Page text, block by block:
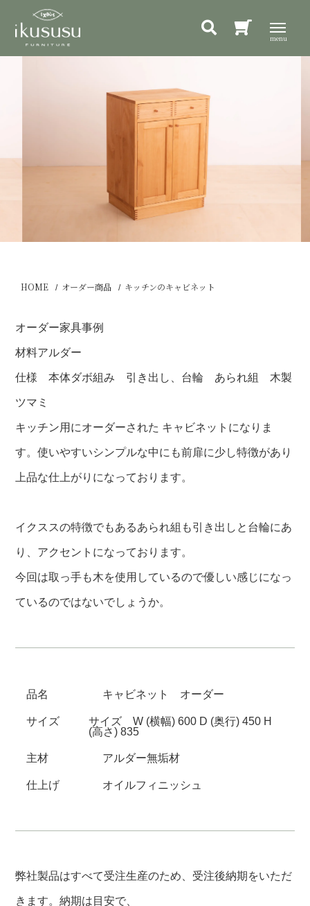
HOME オーダー商品 キッチンのキャビネット
オーダー家具事例
材料アルダー
仕様 本体ダボ組み 引き出し、台輪 あられ組 木製
ツマミ
キッチン用にオーダーされた キャビネットになりま
す。使いやすいシンプルな中にも前扉に少し特徴があり
上品な仕上がりになっております。
イクススの特徴でもあるあられ組も引き出しと台輪にあ
り、アクセントになっております。
今回は取っ手も木を使用しているので優しい感じになっ
ているのではないでしょうか。
品名 キャビネット オーダー
サイズ
サイズ W (横幅) 600 D (奥行) 450 H
(高さ) 835
主材 アルダー無垢材
仕上げ オイルフィニッシュ
弊社製品はすべて受注生産のため、受注後納期をいただ
きます。納期は目安で、